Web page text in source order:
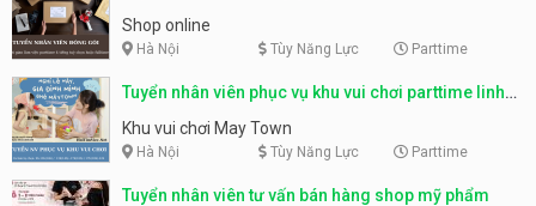
Shop online
Hà Nội Tùy Năng Lực Parttime
Tuyển nhân viên phục vụ khu vui chơi parttime linh
động
Khu vui chơi May Town
Hà Nội Tùy Năng Lực Parttime
Tuyển nhân viên tư vấn bán hàng shop mỹ phẩm